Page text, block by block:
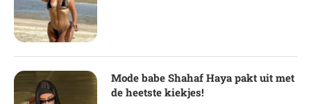
Mode babe Shahaf Haya pakt uit met
de heetste kiekjes!